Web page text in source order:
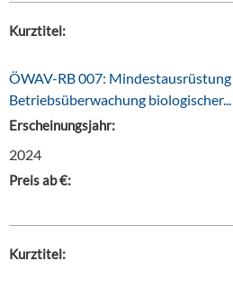
Kurztitel:
ÖWAV-RB 007:
Betriebsüberwachung biologischer...
Erscheinungsjahr:
2024
Preis ab €:
Kurztitel: